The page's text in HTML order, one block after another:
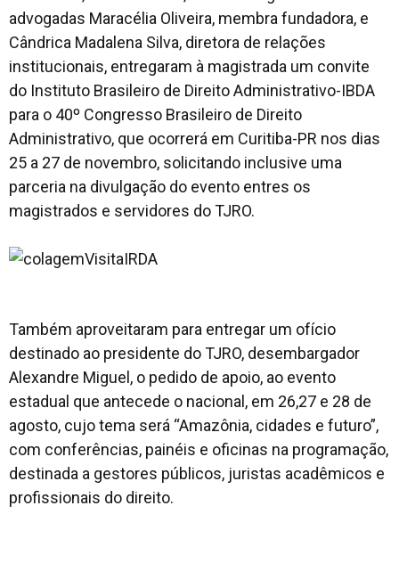
advogadas Maracélia Oliveira, membra fundadora, e
Cândrica Madalena Silva, diretora de relações
institucionais, entregaram à magistrada um convite
do Instituto Brasileiro de Direito Administrativo-IBDA
para o 40º Congresso Brasileiro de Direito
Administrativo, que ocorrerá em Curitiba-PR nos dias
25 a 27 de novembro, solicitando inclusive uma
parceria na divulgação do evento entres os
magistrados e servidores do TJRO.
Também aproveitaram para entregar um ofício
destinado ao presidente do TJRO, desembargador
Alexandre Miguel, o pedido de apoio, ao evento
estadual que antecede o nacional, em 26,27 e 28 de
agosto, cujo tema será “Amazônia, cidades e futuro”,
com conferências, painéis e oficinas na programação,
destinada a gestores públicos, juristas acadêmicos e
profissionais do direito.